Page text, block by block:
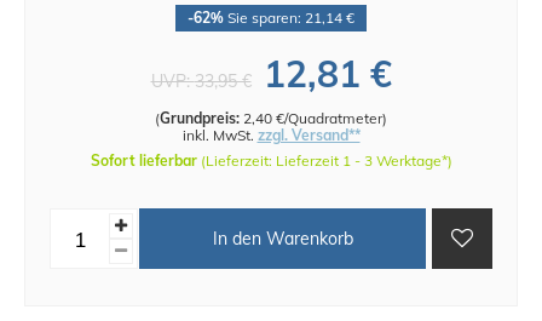
-62% Sie sparen: 21,14 €
UVP:33,95 € 12,81 €
(Grundpreis: 2,40 €/Quadratmeter)
inkl. MwSt. zzgl. Versand**
Sofort lieferbar (Lieferzeit: Lieferzeit 1 - 3 Werktage*)
In den Warenkorb